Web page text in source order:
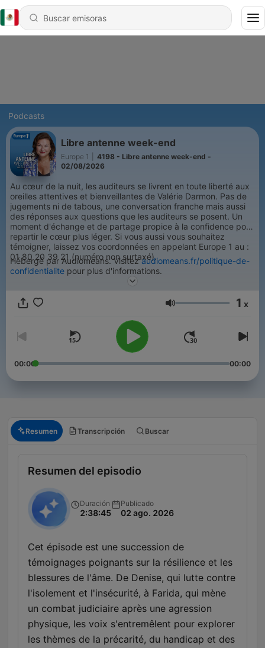
Podcasts
Libre antenne week-end
Europe 1
4198 - Libre antenne week-end -
02/08/2026
Au cœur de la nuit, les auditeurs se livrent en toute liberté aux
oreilles attentives et bienveillantes de Valérie Darmon. Pas de
jugements ni de tabous, une conversation franche mais aussi
des réponses aux questions que les auditeurs se posent. Un
moment d'échange et de partage propice à la confidence pour
repartir le cœur plus léger. Si vous aussi vous souhaitez
témoigner, laissez vos coordonnées en appelant Europe 1 au :
01 80 20 39 21 (numéro non surtaxé).
Hébergé par Audiomeans. Visitezaudiomeans.fr/politique-de-
confidentialite pour plus d'informations.
Volumen 1 x
00:00 00:00
Resumen Transcripción Buscar
Resumen del episodio
Duración
2:38:45
Publicado
02 ago. 2026
Cet épisode est une succession de
témoignages poignants sur la résilience et les
blessures de l'âme. De Denise, qui lutte contre
l'isolement et l'insécurité, à Farida, qui mène
un combat judiciaire après une agression
physique, les voix s'entremêlent pour explorer
les thèmes de la précarité, du handicap et des